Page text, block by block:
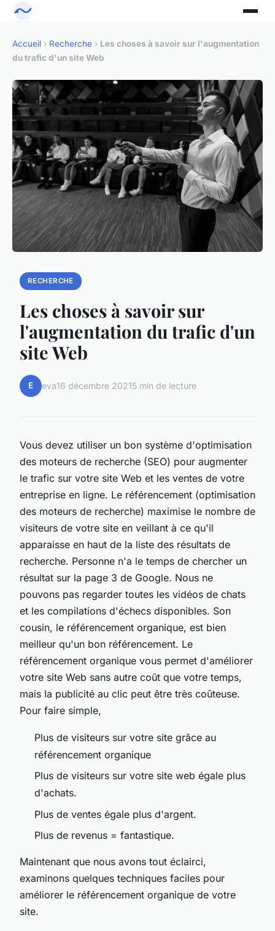
Accueil › Recherche › Les choses à savoir sur l'augmentation
du trafic d'un site Web
RECHERCHE
Les choses à savoir sur
l'augmentation du trafic d'un
site Web
E eva16 décembre 20215 min de lecture
Vous devez utiliser un bon système d'optimisation
des moteurs de recherche (SEO) pour augmenter
le trafic sur votre site Web et les ventes de votre
entreprise en ligne. Le référencement (optimisation
des moteurs de recherche) maximise le nombre de
visiteurs de votre site en veillant à ce qu'il
apparaisse en haut de la liste des résultats de
recherche. Personne n'a le temps de chercher un
résultat sur la page 3 de Google. Nous ne
pouvons pas regarder toutes les vidéos de chats
et les compilations d'échecs disponibles. Son
cousin, le référencement organique, est bien
meilleur qu'un bon référencement. Le
référencement organique vous permet d'améliorer
votre site Web sans autre coût que votre temps,
mais la publicité au clic peut être très coûteuse.
Pour faire simple,
Plus de visiteurs sur votre site grâce au
référencement organique
Plus de visiteurs sur votre site web égale plus
d'achats.
Plus de ventes égale plus d'argent.
Plus de revenus = fantastique.
Maintenant que nous avons tout éclairci,
examinons quelques techniques faciles pour
améliorer le référencement organique de votre
site.